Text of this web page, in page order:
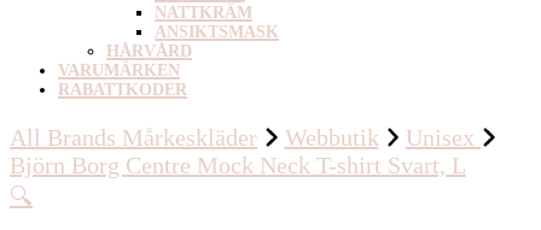
NATTKRÄM
ANSIKTSMASK
HÅRVÅRD
VARUMÄRKEN
RABATTKODER
All Brands Mårkeskläder Webbutik
Unisex
Björn Borg Centre Mock Neck T-shirt Svart, L
🔍